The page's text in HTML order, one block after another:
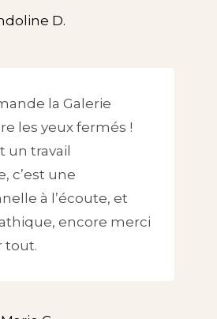
D.
la Galerie
les yeux fermés !
un travail
c’est une
à l’écoute, et
encore merci
tout.